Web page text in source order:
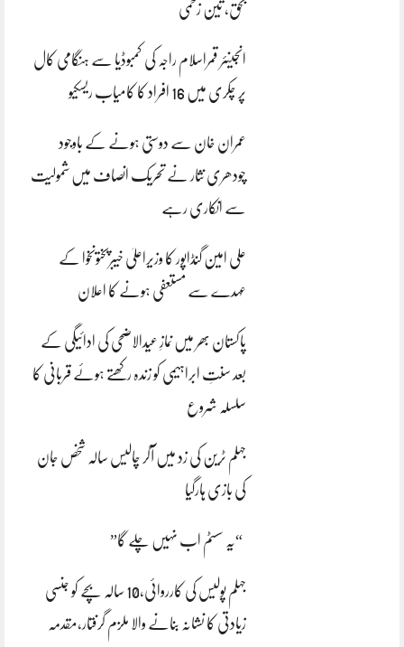
بحق، تین زخمی
انجینئر قمراسلام راجہ کی کمبوڈیا سے ہنگامی کال
پر چکری میں 16 افراد کا کامیاب ریسکیو
عمران خان سے دوستی ہونے کے باوجود
چودھری نثار نے تحریک انصاف میں شمولیت
سے انکاری رہے
علی امین گنڈاپور کا وزیراعلیٰ خیبرپختونخوا کے
عہدے سے مستعفی ہونے کا اعلان
پاکستان بھر میں نمازِ عیدالاضحی کی ادائیگی کے
بعد سنتِ ابراہیمی کو زندہ رکھتے ہوئے قربانی کا
سلسلہ شروع
جہلم ٹرین کی زد میں آکر چالیس سالہ شخص جان
کی بازی ہارگیا
“یہ سسٹم اب نہیں چلے گا”
جہلم پولیس کی کارروائی،10 سالہ بچے کو جنسی
زیادتی کا نشانہ بنانے والا ملزم گرفتار،مقدمہ